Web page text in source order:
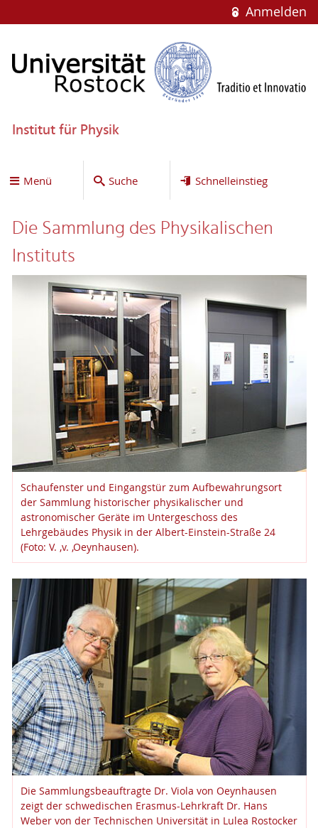
Anmelden
Institut für Physik
Menü Suche Schnelleinstieg
Die Sammlung des Physikalischen
Instituts
Schaufenster und Eingangstür zum Aufbewahrungsort
der Sammlung historischer physikalischer und
astronomischer Geräte im Untergeschoss des
Lehrgebäudes Physik in der Albert-Einstein-Straße 24
(Foto: V. ,v. ,Oeynhausen).
Die Sammlungsbeauftragte Dr. Viola von Oeynhausen
zeigt der schwedischen Erasmus-Lehrkraft Dr. Hans
Weber von der Technischen Universität in Lulea Rostocker